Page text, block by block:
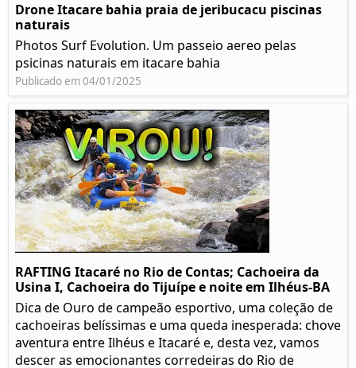
Drone Itacare bahia praia de jeribucacu piscinas
naturais
Photos Surf Evolution. Um passeio aereo pelas
psicinas naturais em itacare bahia
Publicado em 04/01/2025
RAFTING Itacaré no Rio de Contas; Cachoeira da
Usina I, Cachoeira do Tijuípe e noite em Ilhéus-BA
Dica de Ouro de campeão esportivo, uma coleção de
cachoeiras belíssimas e uma queda inesperada: chove
aventura entre Ilhéus e Itacaré e, desta vez, vamos
descer as emocionantes corredeiras do Rio de